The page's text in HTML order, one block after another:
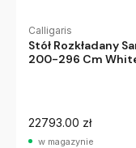
Calligaris
Stół Rozkładany
200-296 Cm
22793.00 zł
w magazynie